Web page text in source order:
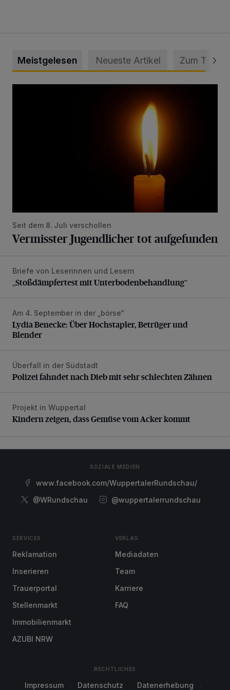
Meistgelesen Neueste Artikel Zum Thema
Seit dem 8. Juli verschollen
Vermisster Jugendlicher tot aufgefunden
„Stoßdämpfertest mit Unterbodenbehandlung“
Briefe von Leserinnen und Lesern
„Stoßdämpfertest mit Unterbodenbehandlung“
Lydia Benecke: Über Hochstapler, Betrüger und Blender
Am 4. September in der „börse“
Lydia Benecke: Über Hochstapler, Betrüger und
Blender
Polizei fahndet nach Dieb mit sehr schlechten Zähnen
Überfall in der Südstadt
Polizei fahndet nach Dieb mit sehr schlechten Zähnen
Kindern zeigen, dass Gemüse vom Acker kommt
Projekt in Wuppertal
Kindern zeigen, dass Gemüse vom Acker kommt
SOZIALE MEDIEN
www.facebook.com/WuppertalerRundschau/
@WRundschau
@wuppertalerrundschau
SERVICES
Reklamation
Inserieren
Trauerportal
Stellenmarkt
Immobilienmarkt
AZUBI NRW
VERLAG
Mediadaten
Team
Karriere
FAQ
RECHTLICHES
Impressum Datenschutz Datenerhebung